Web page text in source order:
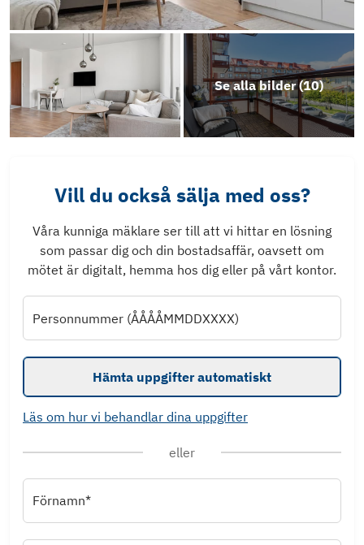
Se alla bilder (10)
Vill du också sälja med oss?
Våra kunniga mäklare ser till att vi hittar en lösning
som passar dig och din bostadsaffär, oavsett om
mötet är digitalt, hemma hos dig eller på vårt kontor.
Personnummer (ÅÅÅÅMMDDXXXX)
Hämta uppgifter automatiskt
Läs om hur vi behandlar dina uppgifter
eller
Förnamn*